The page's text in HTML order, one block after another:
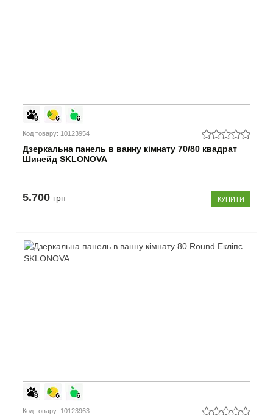
Код товару: 10123954
Дзеркальна панель в ванну кімнату 70/80 квадрат
Шинейд SKLONOVA
5.700 грн КУПИТИ
Код товару: 10123963